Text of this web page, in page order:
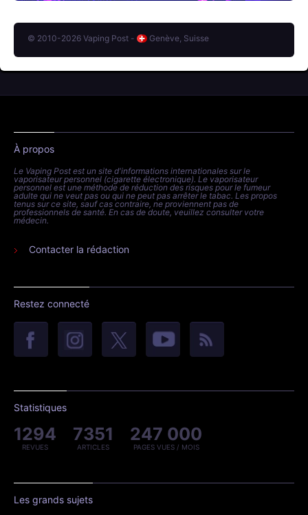
© 2010-2026 Vaping Post - Genève, Suisse
À propos
Le Vaping Post est un site d'informations internationales sur le
vaporisateur personnel (cigarette électronique). Le vaporisateur
personnel est une méthode de réduction des risques pour le fumeur
adulte qui ne veut pas ou qui ne peut pas arrêter le tabac. Les propos
tenus sur ce site, sauf cas contraire, ne proviennent pas de
professionnels de santé. En cas de doute, veuillez consulter votre
médecin.
Contacter la rédaction
Restez connecté
Statistiques
1294
REVUES
7351
ARTICLES
247 000
PAGES VUES / MOIS
Les grands sujets